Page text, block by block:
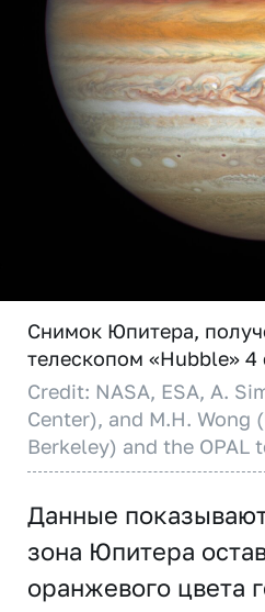
Снимок Юпитера,
телескопом «Hubble» 4
Credit: NASA, ESA, A.
Center), and M.H.
Berkeley) and the OPAL
Данные
зона Юпитера
оранжевого цвета